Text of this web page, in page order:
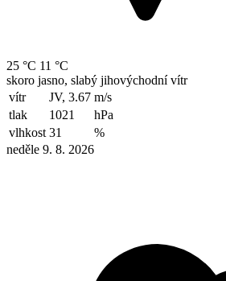
25 °C 11 °C
skoro jasno, slabý jihovýchodní vítr
vítr
JV, 3.67 m/s
tlak
1021
hPa
vlhkost 31
%
neděle 9. 8. 2026